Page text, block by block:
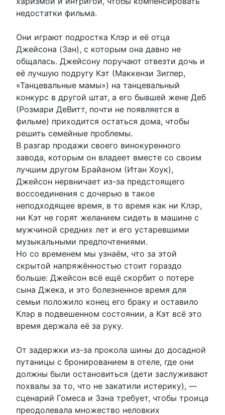
недостатки фильма.
Они играют подростка Клэр и её отца
Джейсона (Зан), с которым она давно не
общалась. Джейсону поручают отвезти дочь и
её лучшую подругу Кэт (Маккензи Зиглер,
«Танцевальные мамы») на танцевальный
конкурс в другой штат, а его бывшей жене Деб
(Розмари ДеВитт, почти не появляется в
фильме) приходится остаться дома, чтобы
решить семейные проблемы.
В разгар продажи своего винокуренного
завода, которым он владеет вместе со своим
лучшим другом Брайаном (Итан Хоук),
Джейсон нервничает из-за предстоящего
воссоединения с дочерью в такое
неподходящее время, в то время как ни Клэр,
ни Кэт не горят желанием сидеть в машине с
мужчиной средних лет и его устаревшими
музыкальными предпочтениями.
Но со временем мы узнаём, что за этой
скрытой напряжённостью стоит гораздо
больше: Джейсон всё ещё скорбит о потере
сына Джека, и это болезненное время для
семьи положило конец его браку и оставило
Клэр в подвешенном состоянии, а Кэт всё это
время держала её за руку.
От задержки из-за прокола шины до досадной
путаницы с бронированием в отеле, где они
должны были остановиться (дети заслуживают
похвалы за то, что не закатили истерику), —
сценарий Гомеса и Зэна требует, чтобы троица
преодолевала множество неловких